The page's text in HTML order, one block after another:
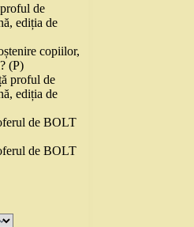
de
ediția de
copiilor,
(P)
proful de
ediția de
de BOLT
de BOLT